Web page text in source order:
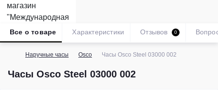
Наручные часы Osco Часы Osco Steel 03000 002
Часы Osco Steel 03000 002
Все о товаре Характеристики Отзывов 0